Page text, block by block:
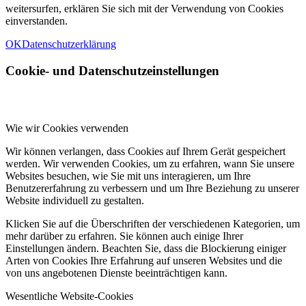
weitersurfen, erklären Sie sich mit der Verwendung von Cookies
einverstanden.
OKDatenschutzerklärung
Cookie- und Datenschutzeinstellungen
Wie wir Cookies verwenden
Wir können verlangen, dass Cookies auf Ihrem Gerät gespeichert
werden. Wir verwenden Cookies, um zu erfahren, wann Sie unsere
Websites besuchen, wie Sie mit uns interagieren, um Ihre
Benutzererfahrung zu verbessern und um Ihre Beziehung zu unserer
Website individuell zu gestalten.
Klicken Sie auf die Überschriften der verschiedenen Kategorien, um
mehr darüber zu erfahren. Sie können auch einige Ihrer
Einstellungen ändern. Beachten Sie, dass die Blockierung einiger
Arten von Cookies Ihre Erfahrung auf unseren Websites und die
von uns angebotenen Dienste beeinträchtigen kann.
Wesentliche Website-Cookies